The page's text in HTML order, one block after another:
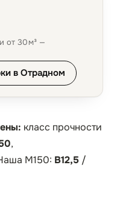
от 30 м³ —
в Отрадном
класс прочности
,
М150: B12,5 /